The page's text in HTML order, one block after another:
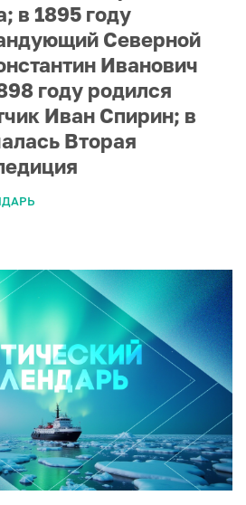
в 1895 году
Северной
Иванович
году родился
Иван Спирин; в
Вторая